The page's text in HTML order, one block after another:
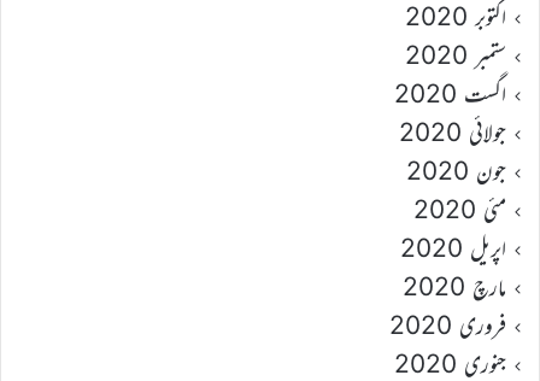
اکتوبر 2020
ستمبر 2020
اگست 2020
جولائی 2020
جون 2020
مئی 2020
اپریل 2020
مارچ 2020
فروری 2020
جنوری 2020